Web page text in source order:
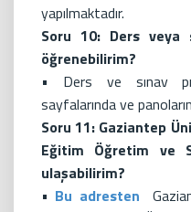
yapılmaktadır.
Soru 10: Ders veya
öğrenebilirim?
• Ders ve sınav
sayfalarında ve
Soru 11: Gaziantep
Eğitim Öğretim ve
ulaşabilirim?
• Bu adresten